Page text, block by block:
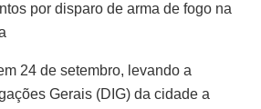
por disparo de arma de fogo na
24 de setembro, levando a
Gerais (DIG) da cidade a